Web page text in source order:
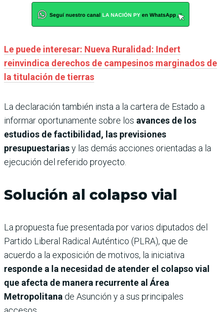
Le puede interesar: Nueva Ruralidad: Indert
reinvindica derechos de campesinos marginados de
la titulación de tierras
La declaración también insta a la cartera de Estado a
informar oportunamente sobre los avances de los
estudios de factibilidad, las previsiones
presupuestariasy las demás acciones orientadas a la
ejecución del referido proyecto.
Solución al colapso vial
La propuesta fue presentada por varios diputados del
Partido Liberal Radical Auténtico (PLRA), que de
acuerdo a la exposición de motivos, la iniciativa
responde a la necesidad de atender el colapso vial
que afecta de manera recurrente al Área
Metropolitana de Asunción y a sus principales